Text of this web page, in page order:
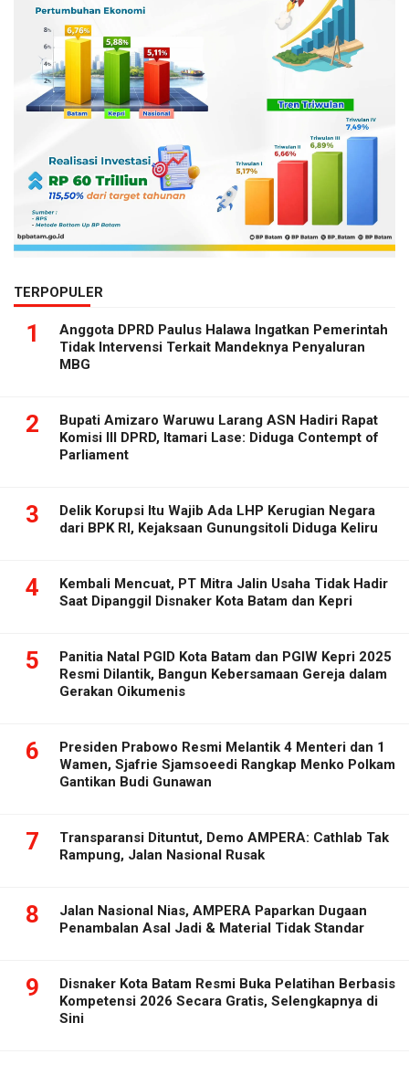
TERPOPULER
1
Anggota DPRD Paulus Halawa Ingatkan Pemerintah
Tidak Intervensi Terkait Mandeknya Penyaluran
MBG
2
Bupati Amizaro Waruwu Larang ASN Hadiri Rapat
Komisi III DPRD, Itamari Lase: Diduga Contempt of
Parliament
3
Delik Korupsi Itu Wajib Ada LHP Kerugian Negara
dari BPK RI, Kejaksaan Gunungsitoli Diduga Keliru
4
Kembali Mencuat, PT Mitra Jalin Usaha Tidak Hadir
Saat Dipanggil Disnaker Kota Batam dan Kepri
5
Panitia Natal PGID Kota Batam dan PGIW Kepri 2025
Resmi Dilantik, Bangun Kebersamaan Gereja dalam
Gerakan Oikumenis
6
Presiden Prabowo Resmi Melantik 4 Menteri dan 1
Wamen, Sjafrie Sjamsoeedi Rangkap Menko Polkam
Gantikan Budi Gunawan
7
Transparansi Dituntut, Demo AMPERA: Cathlab Tak
Rampung, Jalan Nasional Rusak
8
Jalan Nasional Nias, AMPERA Paparkan Dugaan
Penambalan Asal Jadi & Material Tidak Standar
9
Disnaker Kota Batam Resmi Buka Pelatihan Berbasis
Kompetensi 2026 Secara Gratis, Selengkapnya di
Sini